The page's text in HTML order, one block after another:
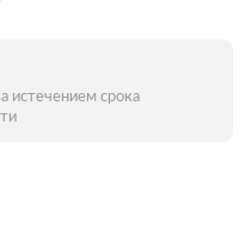
истечением срока